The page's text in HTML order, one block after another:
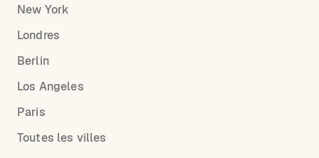
New York
Londres
Berlin
Los Angeles
Paris
Toutes les villes